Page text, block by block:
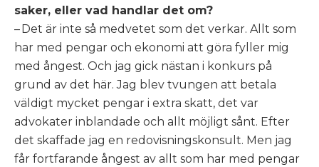
saker, eller vad handlar det om?
– Det är inte så medvetet som det verkar. Allt som
har med pengar och ekonomi att göra fyller mig
med ångest. Och jag gick nästan i konkurs på
grund av det här. Jag blev tvungen att betala
väldigt mycket pengar i extra skatt, det var
advokater inblandade och allt möjligt sånt. Efter
det skaffade jag en redovisningskonsult. Men jag
får fortfarande ångest av allt som har med pengar